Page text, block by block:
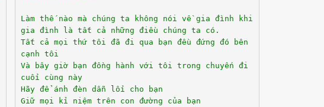
Làm thế nào mà chúng ta không nói về gia đình khi
gia đình là tất cả những điều chúng ta có.
Tất cả mọi thứ tôi đã đi qua bạn đều đứng đó bên
cạnh tôi
Và bây giờ bạn đồng hành với tôi trong chuyến đi
cuối cùng này
Hãy để ánh đèn dẫn lối cho bạn
Giữ mọi kỉ niệm trên con đường của bạn